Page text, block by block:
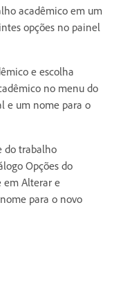
acadêmico em um
opções no painel
e escolha
no menu do
e um nome para o
do trabalho
Opções do
em Alterar e
para o novo